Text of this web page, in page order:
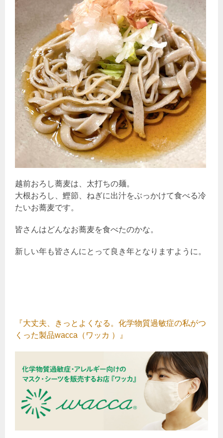
越前おろし蕎麦は、太打ちの麺。
大根おろし、鰹節、ねぎに出汁をぶっかけて食べる冷
たいお蕎麦です。
皆さんはどんなお蕎麦を食べたのかな。
新しい年も皆さんにとって良き年となりますように。
『大丈夫、きっとよくなる。化学物質過敏症の私がつ
くった製品wacca（ワッカ ）』